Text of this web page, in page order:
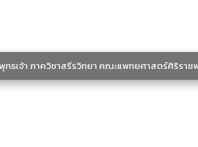
ทธเจ้า ภาควิชาสรีรวิทยา คณะแพทยศาสตร์ศิริรา